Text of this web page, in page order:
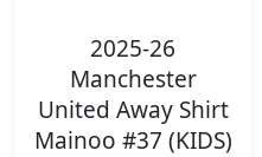
2025-26
Manchester
United Away Shirt
Mainoo #37 (KIDS)